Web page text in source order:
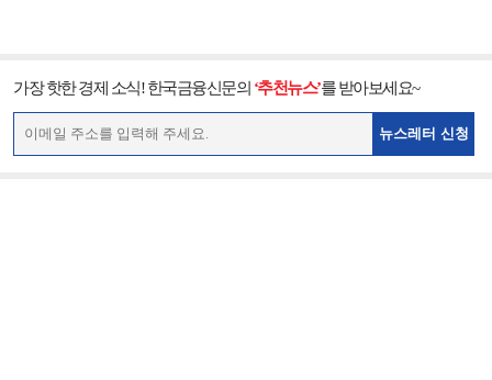
가장 핫한 경제 소식! 한국금융신문의 ‘추천뉴스’를 받아보세요~
뉴스레터 신청